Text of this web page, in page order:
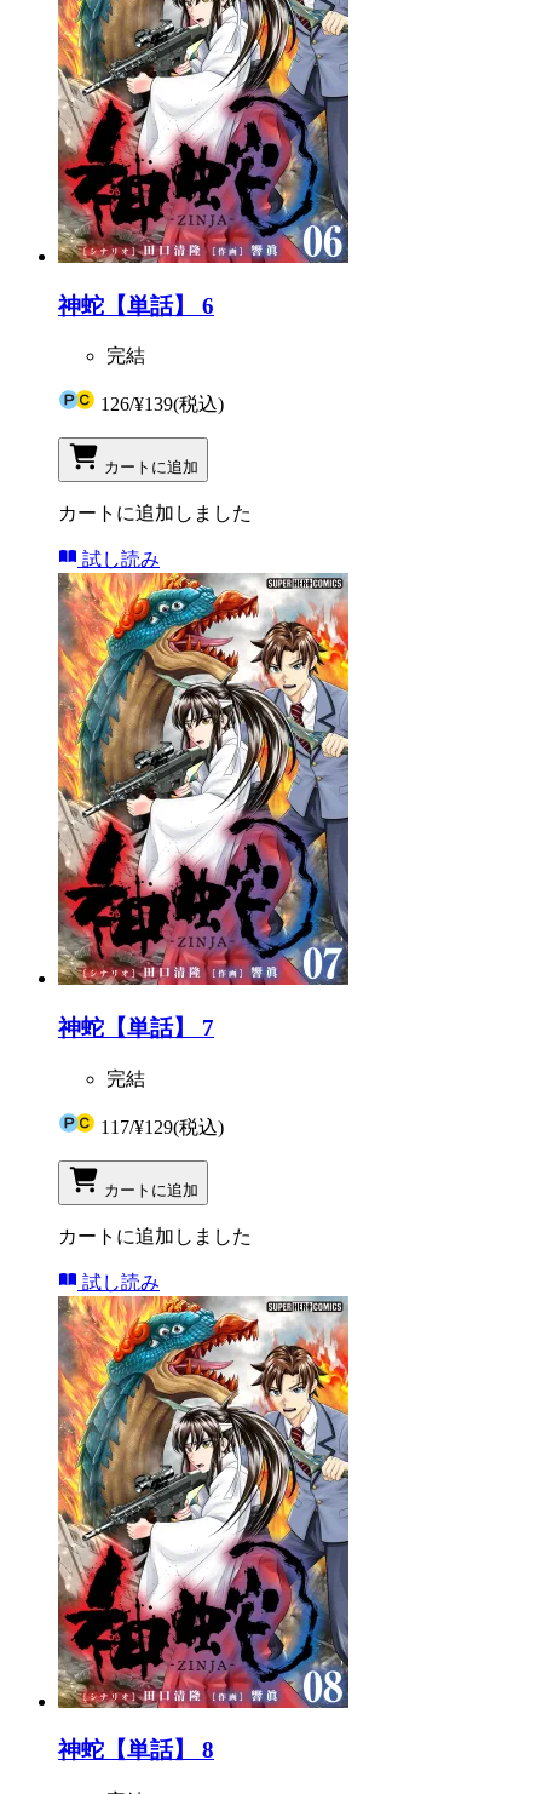
神蛇【単話】 6
完結
126/¥139(税込)
カートに追加
カートに追加しました
試し読み
神蛇【単話】 7
完結
117/¥129(税込)
カートに追加
カートに追加しました
試し読み
神蛇【単話】 8